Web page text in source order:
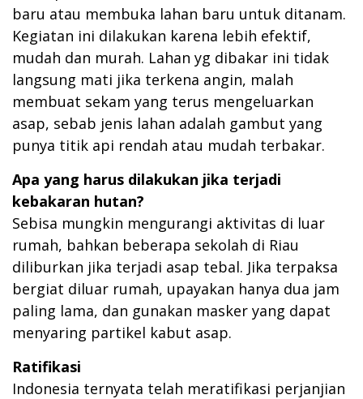
baru atau membuka lahan baru untuk ditanam.
Kegiatan ini dilakukan karena lebih efektif,
mudah dan murah. Lahan yg dibakar ini tidak
langsung mati jika terkena angin, malah
membuat sekam yang terus mengeluarkan
asap, sebab jenis lahan adalah gambut yang
punya titik api rendah atau mudah terbakar.
Apa yang harus dilakukan jika terjadi
kebakaran hutan?
Sebisa mungkin mengurangi aktivitas di luar
rumah, bahkan beberapa sekolah di Riau
diliburkan jika terjadi asap tebal. Jika terpaksa
bergiat diluar rumah, upayakan hanya dua jam
paling lama, dan gunakan masker yang dapat
menyaring partikel kabut asap.
Ratifikasi
Indonesia ternyata telah meratifikasi perjanjian